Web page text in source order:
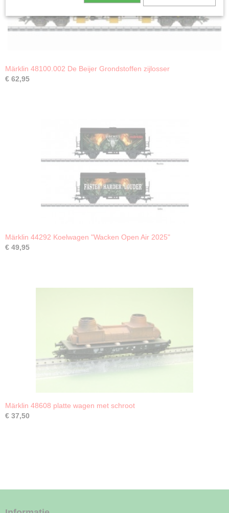
Märklin 48100.002 De Beijer Grondstoffen zijlosser
€ 62,95
Märklin 44292 Koelwagen "Wacken Open Air 2025"
€ 49,95
Märklin 48608 platte wagen met schroot
€ 37,50